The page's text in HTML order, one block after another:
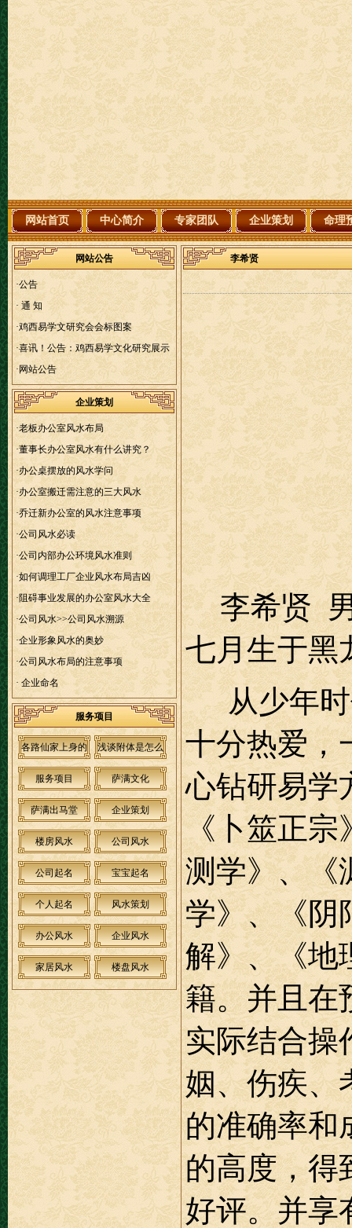
网站首页 中心简介 专家团队 企业策划 命理
网站公告
·公告
·通 知
·鸡西易学文研究会会标图案
·喜讯！公告：鸡西易学文化研究展示
大“大舞台”！
· 网站公告
企业策划
·老板办公室风水布局
·董事长办公室风水有什么讲究？
·办公桌摆放的风水学问
·办公室搬迁需注意的三大风水
·乔迁新办公室的风水注意事项
·公司风水必读
·公司内部办公环境风水准则
·如何调理工厂企业风水布局吉凶
·阻碍事业发展的办公室风水大全
·公司风水>>公司风水溯源
·企业形象风水的奥妙
·公司风水布局的注意事项
·企业命名
服务项目
各路仙家上身的
感觉和弟子与仙
家沟通不上的原
因
浅谈附体是怎么
回事？
服务项目 萨满文化
萨满出马堂 企业策划
楼房风水 公司风水
公司起名 宝宝起名
个人起名 风水策划
办公风水 企业风水
家居风水 楼盘风水
李希贤
李希贤
七月生于黑
从少年
十分热爱，
心钻研易学
《卜筮正宗
测学》、《
学》、《阴
解》、《地
籍。并且在
实际结合操
姻、伤疾、
的准确率和
的高度，得
好评。并享